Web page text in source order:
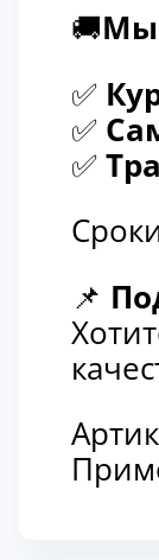
🚚Мы
✅
✅
✅
📌